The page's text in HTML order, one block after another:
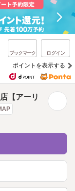
ブックマーク ログイン
ポイントを表示する
【アーリ